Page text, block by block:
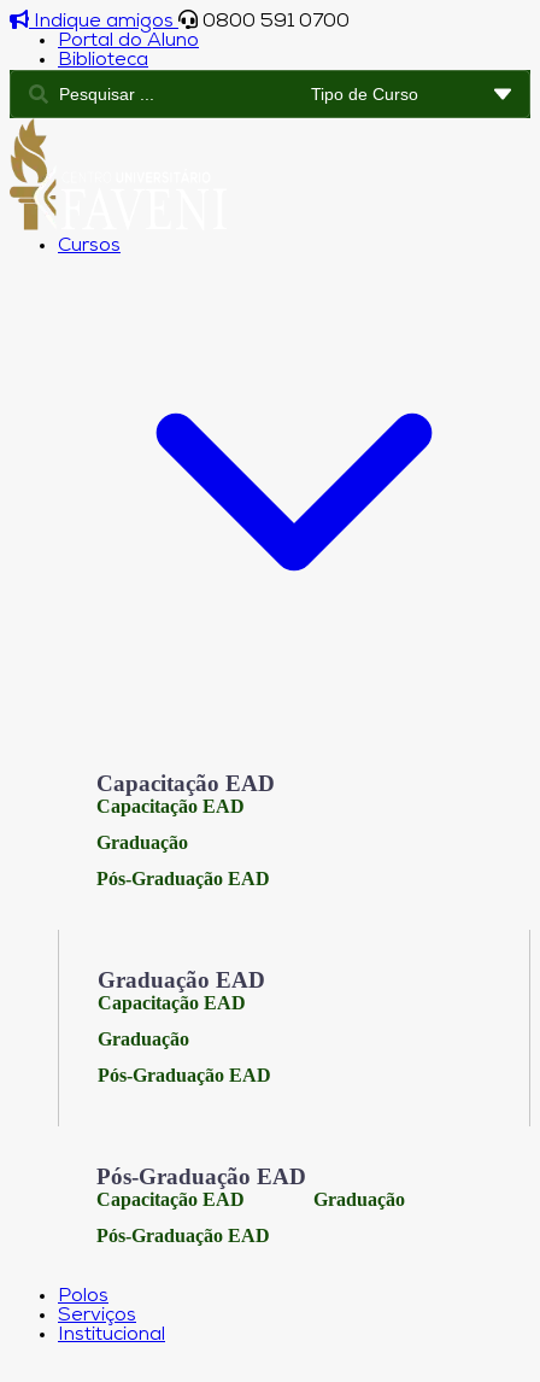
Indique amigos
0800 591 0700
Portal do Aluno
Biblioteca
Cursos
Capacitação EAD
Capacitação EAD
Graduação
Pós-Graduação EAD
Graduação EAD
Capacitação EAD
Graduação
Pós-Graduação EAD
Pós-Graduação EAD
Capacitação EAD
Graduação
Pós-Graduação EAD
Polos
Serviços
Institucional